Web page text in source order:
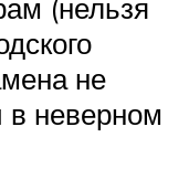
(нельзя
не
в неверном